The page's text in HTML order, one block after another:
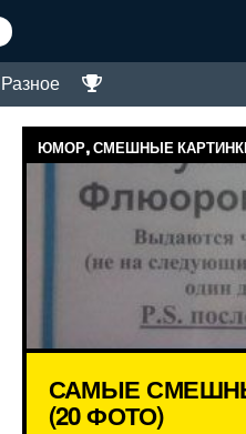
Разное
ЮМОР, СМЕШНЫЕ
САМЫЕ
(20 ФОТО)